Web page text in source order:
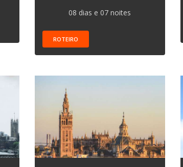
08 dias e 07 noites
ROTEIRO